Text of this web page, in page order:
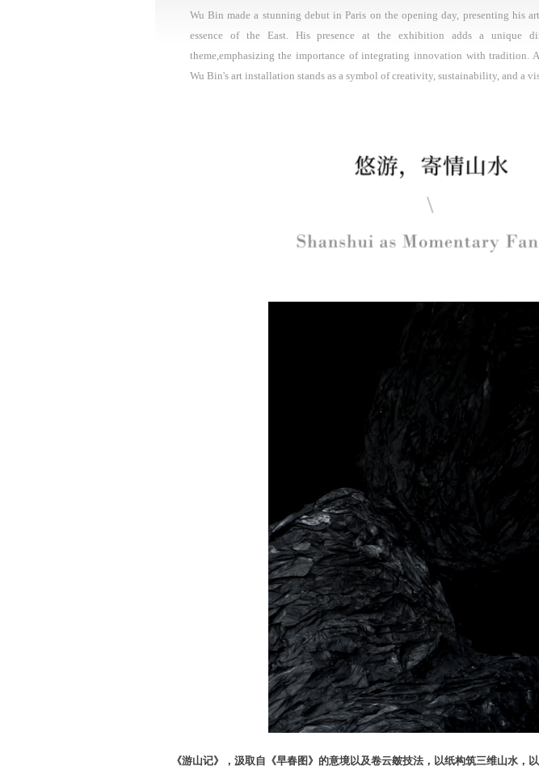
Wu Bin made a stunning debut in Paris on the opening day, presenting his
essence of the East. His presence at the exhibition adds a unique
theme,emphasizing the importance of integrating innovation with tradition.
Wu Bin's art installation stands as a symbol of creativity, sustainability, and a
《游山记》，汲取自《早春图》的意境以及卷云皴技法，以纸构筑三维山水，